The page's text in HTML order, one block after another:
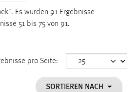
Es wurden 91 Ergebnisse
51 bis 75 von 91.
pro Seite:
SORTIEREN NACH
die ausgewählten Einverständnis-